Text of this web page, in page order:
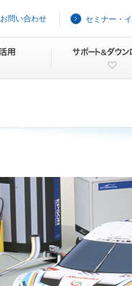
お問い合わせ セミナー・